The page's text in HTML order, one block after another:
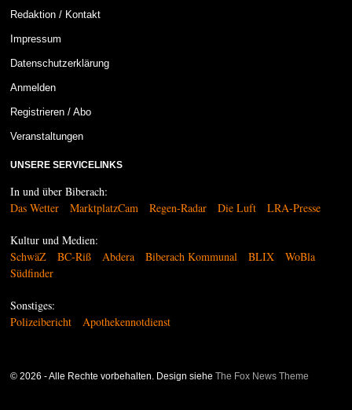
Redaktion / Kontakt
Impressum
Datenschutzerklärung
Anmelden
Registrieren / Abo
Veranstaltungen
UNSERE SERVICELINKS
In und über Biberach:
Das Wetter
MarktplatzCam Regen-Radar Die Luft LRA-Presse
Kultur und Medien:
SchwäZ
BC-Riß Abdera Biberach Kommunal BLIX
WoBla
Südfinder
Sonstiges:
Polizeibericht
Apothekennotdienst
©2026 - Alle Rechte vorbehalten. Design sieheThe Fox News Theme